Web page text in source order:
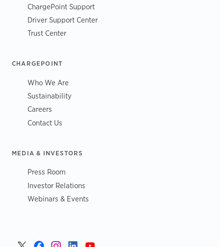
ChargePoint Support
Driver Support Center
Trust Center
CHARGEPOINT
Who We Are
Sustainability
Careers
Contact Us
MEDIA & INVESTORS
Press Room
Investor Relations
Webinars & Events